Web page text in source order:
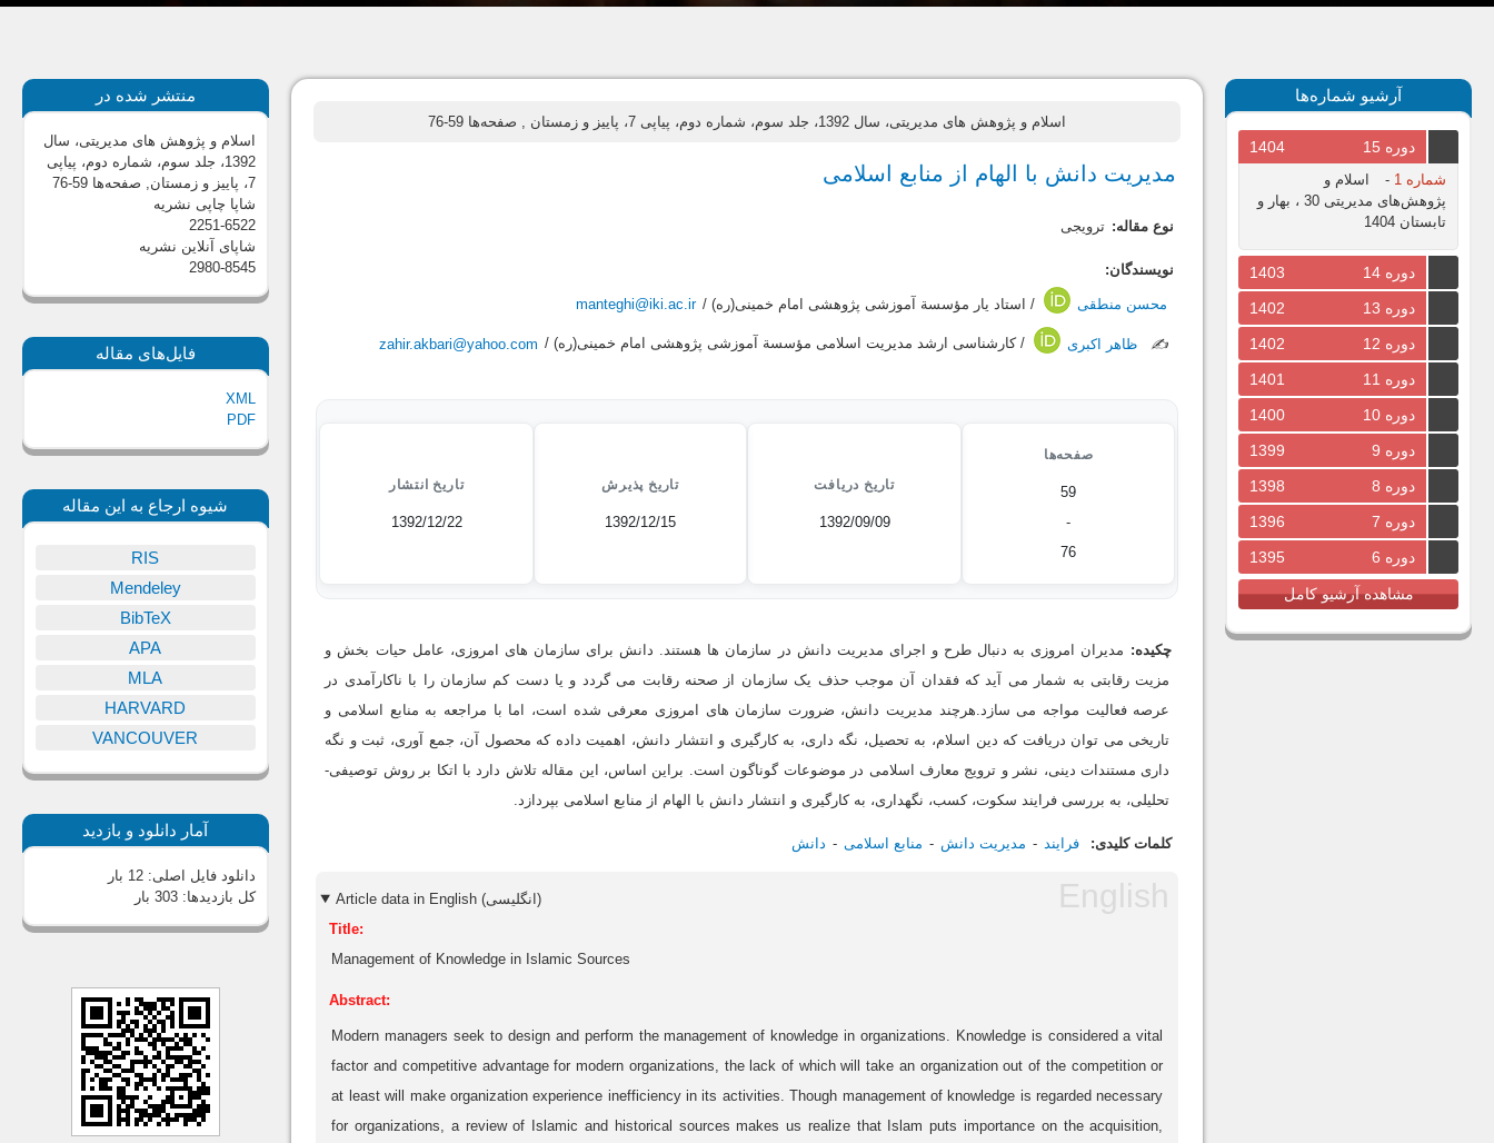
آرشیو شماره‌ها
دوره 15 1404
شماره 1 -
اسلام و
پژوهش‌های مدیریتی 30 ، بهار و
تابستان 1404
دوره 14
1403
دوره 13
1402
دوره 12
1402
دوره 11
1401
دوره 10
1400
دوره 9
1399
دوره 8
1398
دوره 7
1396
دوره 6
1395
مشاهده آرشیو کامل
اسلام و پژوهش های مدیریتی، سال 1392، جلد سوم، شماره دوم، پیاپی 7، پاییز و زمستان , صفحه‌ها 59-76
مدیریت دانش با الهام از منابع اسلامی
نوع مقاله: ترویجی
نویسندگان:
محسن منطقی / استاد یار مؤسسة آموزشی پژوهشی امام خمینی(ره) / manteghi@iki.ac.ir
✍️ ظاهر اکبری / کارشناسی ارشد مدیریت اسلامی مؤسسة آموزشی پژوهشی امام خمینی(ره) / zahir.akbari@yahoo.com
صفحه‌ها
59
-
76
تاریخ دریافت
1392/09/09
تاریخ پذیرش
1392/12/15
تاریخ انتشار
1392/12/22
چکیده: مدیران امروزی به دنبال طرح و اجرای مدیریت دانش در سازمان ها هستند. دانش برای سازمان های امروزی، عامل حیات بخش و
مزیت رقابتی به شمار می آید که فقدان آن موجب حذف یک سازمان از صحنه رقابت می گردد و یا دست کم سازمان را با ناکارآمدی در
عرصه فعالیت مواجه می سازد.هرچند مدیریت دانش، ضرورت سازمان های امروزی معرفی شده است، اما با مراجعه به منابع اسلامی و
تاریخی می توان دریافت که دین اسلام، به تحصیل، نگه داری، به کارگیری و انتشار دانش، اهمیت داده که محصول آن، جمع آوری، ثبت و نگه
داری مستندات دینی، نشر و ترویج معارف اسلامی در موضوعات گوناگون است. براین اساس، این مقاله تلاش دارد با اتکا بر روش توصیفی-
تحلیلی، به بررسی فرایند سکوت، کسب، نگهداری، به کارگیری و انتشار دانش با الهام از منابع اسلامی بپردازد.
کلمات کلیدی: فرایند مدیریت دانش منابع اسلامی دانش
Article data in English (انگلیسی)
Title:
Management of Knowledge in Islamic Sources
Abstract:
Modern managers seek to design and perform the management of knowledge in organizations. Knowledge is considered a vital
factor and competitive advantage for modern organizations, the lack of which will take an organization out of the competition or
at least will make organization experience inefficiency in its activities. Though management of knowledge is regarded necessary
for organizations, a review of Islamic and historical sources makes us realize that Islam puts importance on the acquisition,
منتشر شده در
اسلام و پژوهش های مدیریتی، سال
1392، جلد سوم، شماره دوم، پیاپی
7، پاییز و زمستان
, صفحه‌ها 59-76
شاپا چاپی نشریه
2251-6522
شاپای آنلاین نشریه
2980-8545
فایل‌های مقاله
XML
PDF
شیوه ارجاع به این مقاله
RIS
Mendeley
BibTeX
APA
MLA
HARVARD
VANCOUVER
آمار دانلود و بازدید
دانلود فایل اصلی:12 بار
کل بازدیدها:303 بار